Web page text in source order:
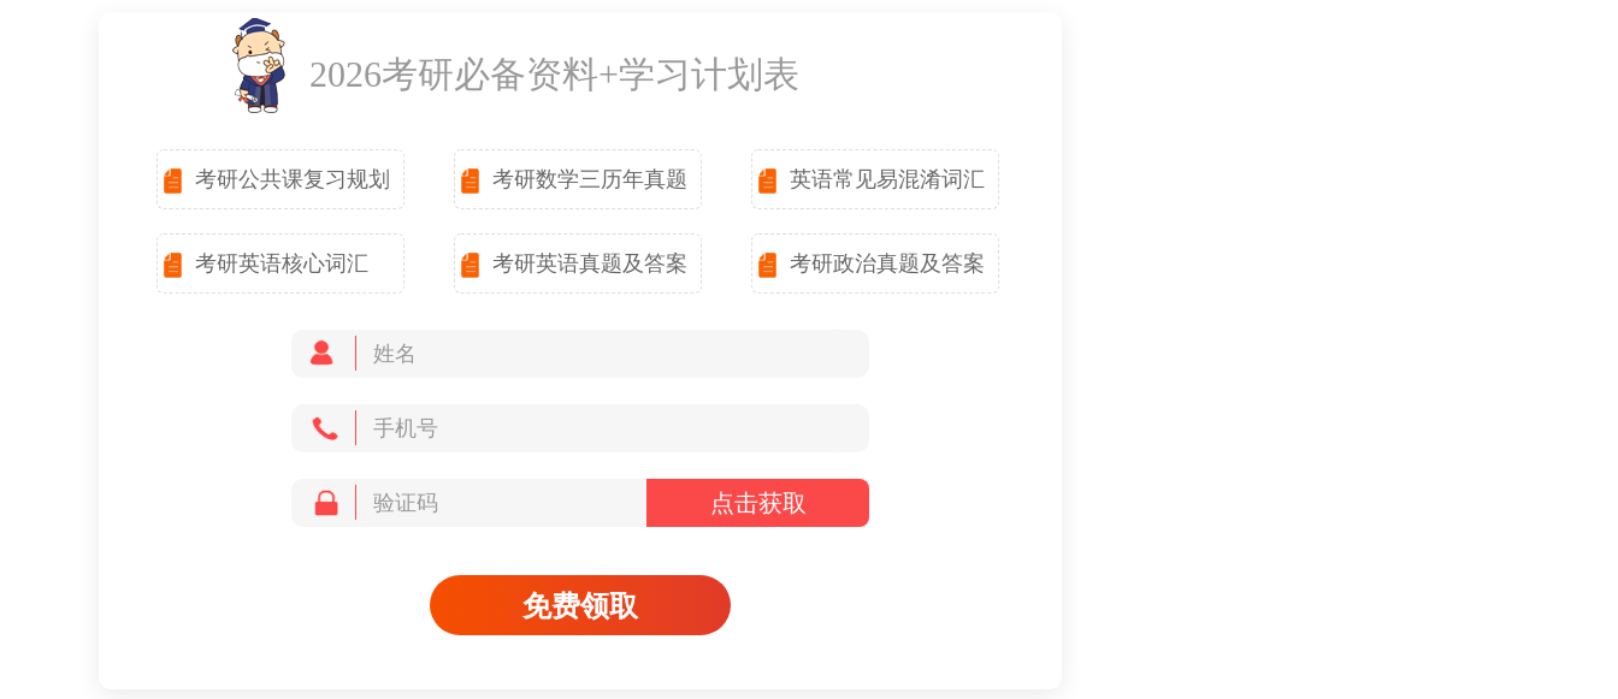
2026考研必备资料+学习计划表
考研公共课复习规划 考研数学三历年真题 英语常见易混淆词汇
考研英语核心词汇 考研英语真题及答案 考研政治真题及答案
点击获取
免费领取